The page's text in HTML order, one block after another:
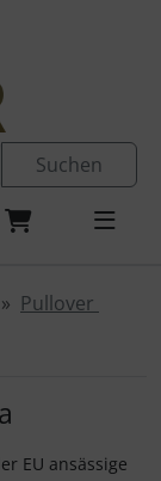
Suchen
Pullover
EU ansässige